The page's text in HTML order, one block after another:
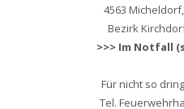
4563
Bezirk
>>> Im Notfall
Für nicht so
Tel.